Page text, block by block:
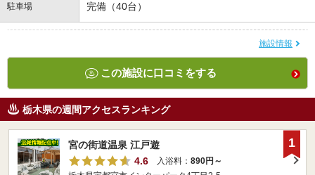
駐車場 完備（40台）
施設情報
この施設に口コミをする
栃木県の週間アクセスランキング
宮の街道温泉 江戸遊
4.6
入浴料： 890円～
1